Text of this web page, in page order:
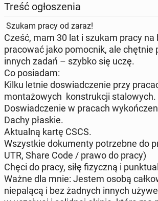
Treść ogłoszenia
Szukam pracy od zaraz!
​Cześć, mam 30 lat i szukam pracy
pracować jako pomocnik, ale chętnie
innych zadań – szybko się uczę.
​Co posiadam:
Kilku letnie doswiadczenie przy
montażowych konstrukcji stalowych.
Doswiadczenie w pracach
Dachy płaskie.
​Aktualną kartę CSCS.
​Wszystkie dokumenty potrzebne do
UTR, Share Code / prawo do pracy)
​Chęci do pracy, siłę fizyczną i
​Ważne dla mnie: Jestem osobą
niepalącą i bez żadnych innych